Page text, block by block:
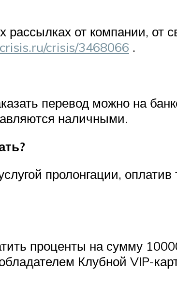
от компании, от
crisis/3468066 .
перевод можно на
наличными.
пролонгации,
проценты на сумму
Клубной VIP-